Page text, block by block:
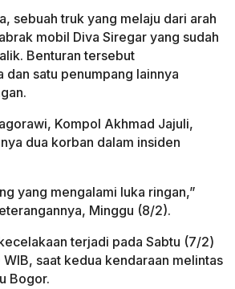
sebuah truk yang melaju dari arah
mobil Diva Siregar yang sudah
Benturan tersebut
dan satu penumpang lainnya
Kompol Akhmad Jajuli,
dua korban dalam insiden
yang mengalami luka ringan,”
Minggu (8/2).
terjadi pada Sabtu (7/2)
saat kedua kendaraan melintas
Bogor.